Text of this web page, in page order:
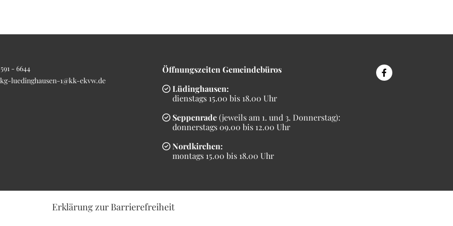
- 6644
luedinghausen-1@kk-ekvw.de
Öffnungszeiten Gemeindebüros
 Lüdinghausen:
dienstags 15.00 bis 18.00 Uhr
 Seppenrade(jeweils am 1. und 3. Donnerstag):
donnerstags 09.00 bis 12.00 Uhr
 Nordkirchen:
montags 15.00 bis 18.00 Uhr
Erklärung zur Barrierefreiheit